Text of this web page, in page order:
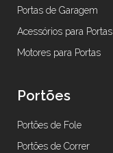
Portas de Garagem
Acessórios para Portas
Motores para Portas
Portões
Portões de Fole
Portões de Correr